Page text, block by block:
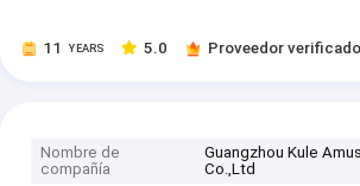
11 YEARS 5.0 Proveedor verificado
Nombre de
compañía
Guangzhou Kule
Co.,Ltd